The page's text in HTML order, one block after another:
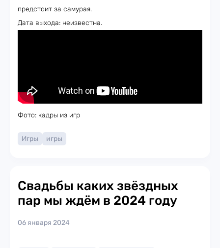
предстоит за самурая.
Дата выхода: неизвестна.
Фото: кадры из игр
Игры игры
Свадьбы каких звёздных
пар мы ждём в 2024 году
06 января 2024